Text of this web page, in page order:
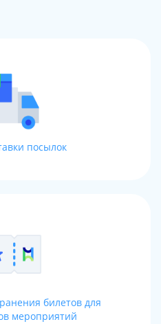
посылок
билетов для
мероприятий